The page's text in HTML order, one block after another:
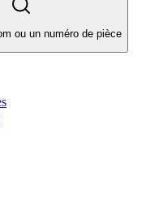
ou un numéro de pièce